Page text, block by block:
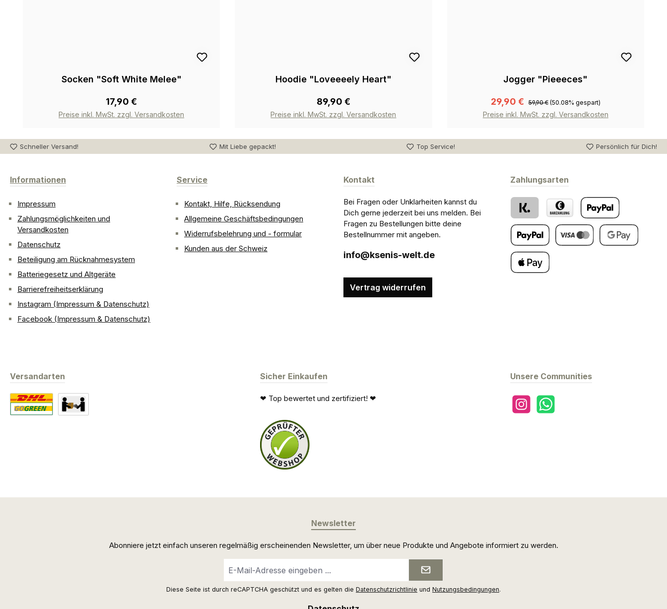
Socken "Soft White Melee"
17,90 €
Preise inkl. MwSt. zzgl. Versandkosten
Hoodie "Loveeeely Heart"
89,90 €
Preise inkl. MwSt. zzgl. Versandkosten
Jogger "Pieeeces"
29,90 € 59,90 € (50.08% gespart)
Preise inkl. MwSt. zzgl. Versandkosten
Schneller Versand! Mit Liebe gepackt! Top Service! Persönlich für Dich!
Informationen
Impressum
Zahlungsmöglichkeiten und
Versandkosten
Datenschutz
Beteiligung am Rücknahmesystem
Batteriegesetz und Altgeräte
Barrierefreiheitserklärung
Instagram (Impressum & Datenschutz)
Facebook (Impressum & Datenschutz)
Service
Kontakt, Hilfe, Rücksendung
Allgemeine Geschäftsbedingungen
Widerrufsbelehrung und - formular
Kunden aus der Schweiz
Kontakt
Bei Fragen oder Unklarheiten kannst du
Dich gerne jederzeit bei uns melden. Bei
Fragen zu Bestellungen bitte deine
Bestellnummer mit angeben.
info@ksenis-welt.de
Vertrag widerrufen
Unsere Communities
InstagramWhatsApp
Zahlungsarten
PayPal
Später Bezahlen
Klarna Barzahlung bei Abholung
Versandarten Sicher Einkaufen
❤ Top bewertet und zertifiziert! ❤
Newsletter
Abonniere jetzt einfach unseren regelmäßig erscheinenden Newsletter, um über neue Produkte und Angebote informiert zu werden.
Mail-
Diese Seite ist durch reCAPTCHA geschützt und es gelten die Datenschutzrichtlinie und Nutzungsbedingungen.